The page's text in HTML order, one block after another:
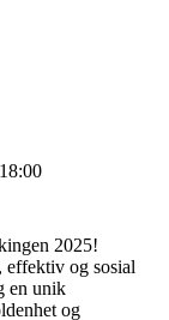
2025!
effektiv og sosial
en unik
og